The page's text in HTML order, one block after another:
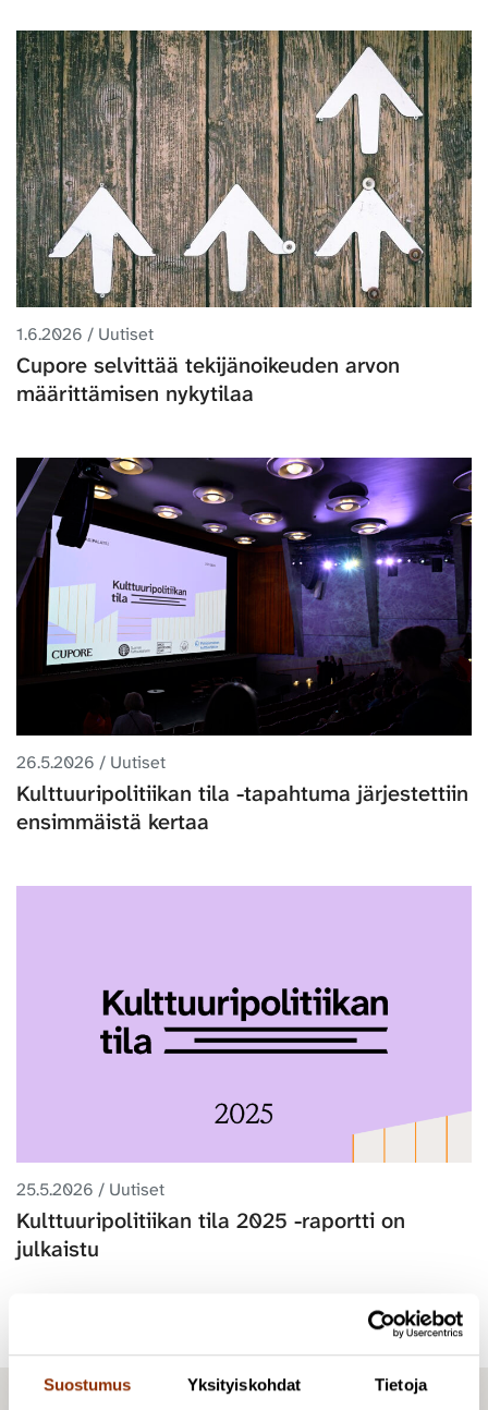
Suostumus Yksityiskohdat Tietoja
1.6.2026 / Uutiset
Cupore selvittää tekijänoikeuden arvon
määrittämisen nykytilaa
26.5.2026 / Uutiset
Kulttuuripolitiikan tila -tapahtuma järjestettiin
ensimmäistä kertaa
25.5.2026 / Uutiset
Kulttuuripolitiikan tila 2025 -raportti on
julkaistu